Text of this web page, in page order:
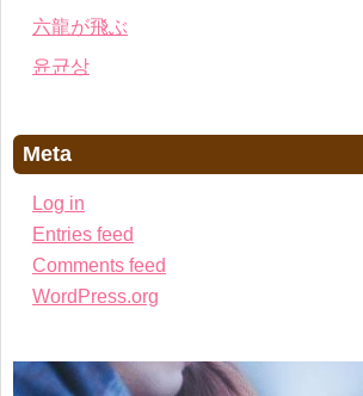
六龍が飛ぶ
윤균상
Meta
Log in
Entries feed
Comments feed
WordPress.org